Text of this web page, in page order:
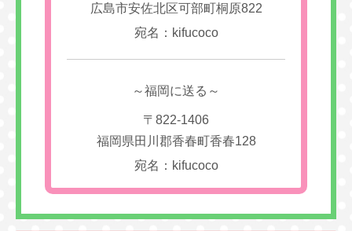
広島市安佐北区可部町桐原822
宛名：kifucoco
～福岡に送る～
〒822-1406
福岡県田川郡香春町香春128
宛名：kifucoco